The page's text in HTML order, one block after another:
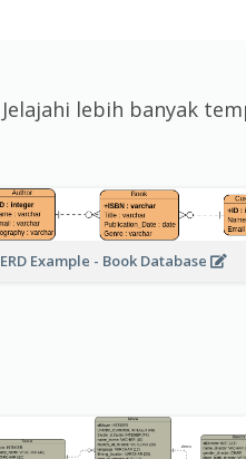
Jelajahi lebih banyak
ERD Example - Book Database